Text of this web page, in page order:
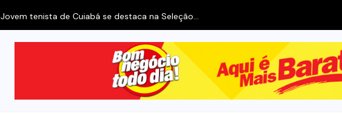
Jovem tenista de Cuiabá se destaca na Seleção...